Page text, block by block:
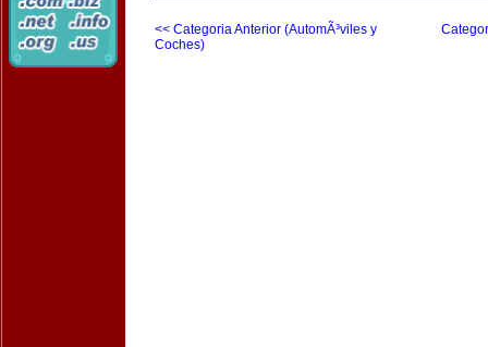
<< Categoria Anterior (AutomÃ³viles y
Coches)